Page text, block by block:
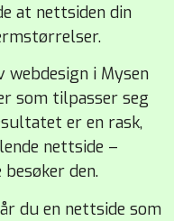
at nettsiden din
webdesign i Mysen
som tilpasser seg
er en rask,
nettside –
den.
du en nettside som